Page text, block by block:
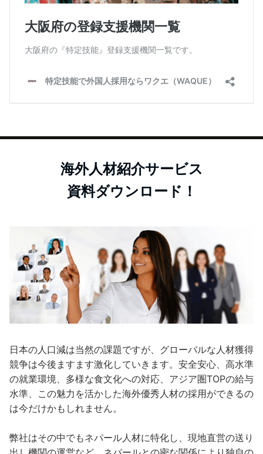
海外人材紹介サービス
資料ダウンロード！
日本の人口減は当然の課題ですが、グローバルな人材獲得
競争は今後ますます激化していきます。安全安心、高水準
の就業環境、多様な食文化への対応、アジア圏TOPの給与
水準、この魅力を活かした海外優秀人材の採用ができるの
は今だけかもしれません。
弊社はその中でもネパール人材に特化し、現地直営の送り